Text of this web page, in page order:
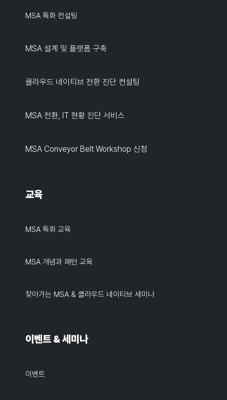
MSA 특화 컨설팅
MSA 설계 및 플랫폼 구축
클라우드 네이티브 전환 진단 컨설팅
MSA 전환, IT 현황 진단 서비스
MSA Conveyor Belt Workshop 신청
교육
MSA 특화 교육
MSA 개념과 패턴 교육
찾아가는 MSA & 클라우드 네이티브 세미나
이벤트 & 세미나
이벤트